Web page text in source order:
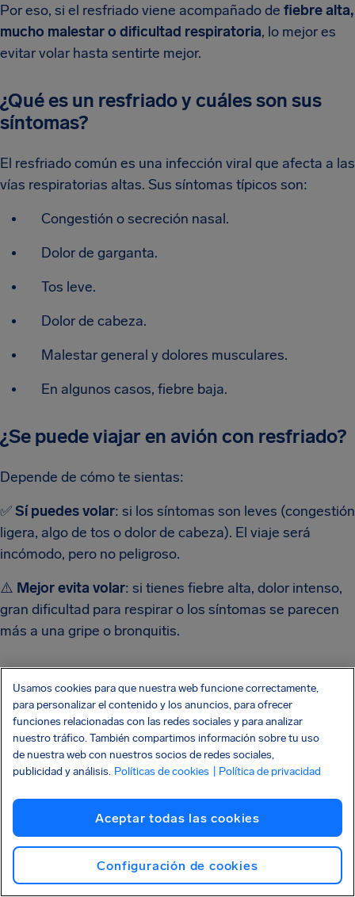
Por eso, si el resfriado viene acompañado de fiebre alta,
mucho malestar o dificultad respiratoria, lo mejor es
evitar volar hasta sentirte mejor.
¿Qué es un resfriado y cuáles son sus
síntomas?
El resfriado común es una infección viral que afecta a las
vías respiratorias altas. Sus síntomas típicos son:
Congestión o secreción nasal.
Dolor de garganta.
Tos leve.
Dolor de cabeza.
Malestar general y dolores musculares.
En algunos casos, fiebre baja.
¿Se puede viajar en avión con resfriado?
Depende de cómo te sientas:
✅Sí puedes volar: si los síntomas son leves (congestión
ligera, algo de tos o dolor de cabeza). El viaje será
incómodo, pero no peligroso.
⚠️ Mejor evita volar: si tienes fiebre alta, dolor intenso,
gran dificultad para respirar o los síntomas se parecen
más a una gripe o bronquitis.
Dolor intenso en los oídos y senos nasales por los
cambios de presión.
Recuperación más lenta de la enfermedad.
Mayor riesgo de complicaciones como sinusitis u
Contagio a otros pasajeros y a la tripulación.
Usamos cookies para que nuestra web funcione correctamente,
para personalizar el contenido y los anuncios, para ofrecer
funciones relacionadas con las redes sociales y para analizar
nuestro tráfico. También compartimos información sobre tu uso
de nuestra web con nuestros socios de redes sociales,
publicidad y análisis. Políticas de cookies | Política de privacidad
Aceptar todas las cookies
Configuración de cookies